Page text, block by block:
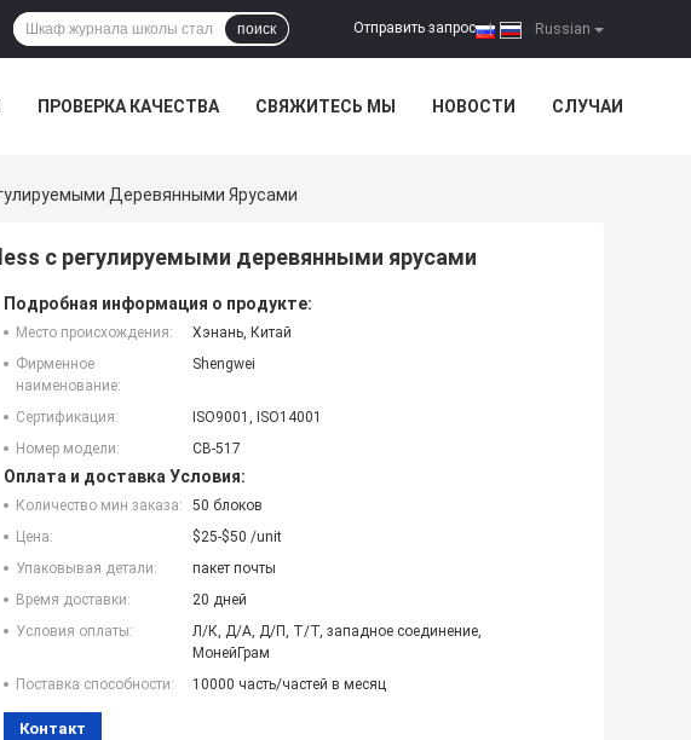
Russian
Отправить запрос |
поиск
ПРОВЕРКА КАЧЕСТВА СВЯЖИТЕСЬ МЫ НОВОСТИ СЛУЧАИ
Деревянными Ярусами
с регулируемыми деревянными ярусами
Подробная информация о продукте:
Место происхождения:
Хэнань, Китай
Фирменное
наименование:
Shengwei
Сертификация:
ISO9001, ISO14001
Номер модели:
СВ-517
Оплата и доставка Условия:
Количество мин заказа:
50 блоков
Цена:
$25-$50 /unit
Упаковывая детали:
пакет почты
Время доставки:
20 дней
Условия оплаты:
Л/К, Д/А, Д/П, Т/Т, западное соединение,
МонейГрам
Поставка способности:
10000 часть/частей в месяц
Контакт